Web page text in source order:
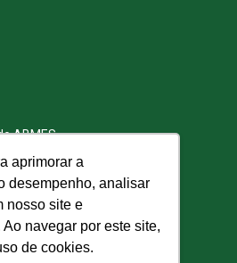
aprimorar a
desempenho, analisar
nosso site e
navegar por este site,
de cookies.
ABMES